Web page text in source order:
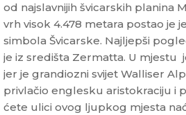
od najslavnijih švicarskih planina
vrh visok 4.478 metara postao je
simbola Švicarske. Najljepši
je iz središta Zermatta. U mjestu
jer je grandiozni svijet Walliser
privlačio englesku aristokraciju i
ćete ulici ovog ljupkog mjesta